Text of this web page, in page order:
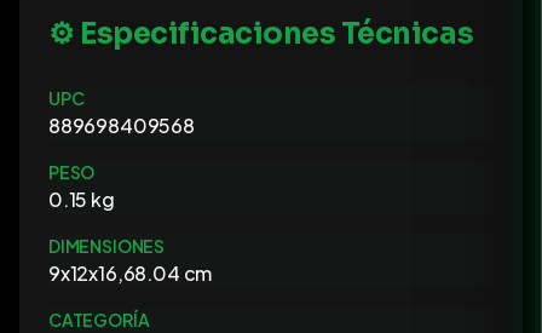
⚙️ Especificaciones Técnicas
UPC
889698409568
PESO
0.15 kg
DIMENSIONES
9x12x16,68.04 cm
CATEGORÍA